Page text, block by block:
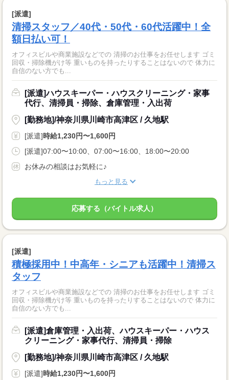
[派遣]
清掃スタッフ／40代・50代・60代活躍中！全
額日払い可！
オフィスビルや商業施設などでの 清掃のお仕事をお任せします ゴミ
回収・掃除機がけ等 重いものを持ったりすることはないので 体力に
自信のない方でも...
[派遣]ハウスキーパー・ハウスクリーニング・家事
代行、清掃員・掃除、倉庫管理・入出荷
[勤務地]/神奈川県川崎市高津区 / 久地駅
[派遣]時給1,230円〜1,600円
[派遣]07:00〜10:00、07:00〜16:00、18:00〜20:00
お休みの相談はお気軽に♪
もっと見る
応募する（バイトル求人）
[派遣]
積極採用中！中高年・シニアも活躍中！清掃ス
タッフ
オフィスビルや商業施設などでの 清掃のお仕事をお任せします ゴミ
回収・掃除機がけ等 重いものを持ったりすることはないので 体力に
自信のない方でも...
[派遣]倉庫管理・入出荷、ハウスキーパー・ハウス
クリーニング・家事代行、清掃員・掃除
[勤務地]/神奈川県川崎市高津区 / 久地駅
[派遣]時給1,230円〜1,600円